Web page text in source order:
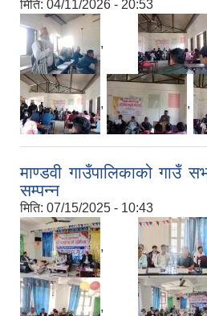
मिति: 04/11/2026 - 20:53
,
, ,
माण्डवी गाउँपालिकाको
सम्पन्न
मिति: 07/15/2025 - 10:43
,
,